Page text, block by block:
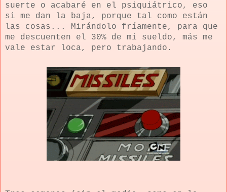
suerte o acabaré en el psiquiátrico, eso
si me dan la baja, porque tal como están
las cosas... Mirándolo fríamente, para que
me descuenten el 30% de mi sueldo, más me
vale estar loca, pero trabajando.